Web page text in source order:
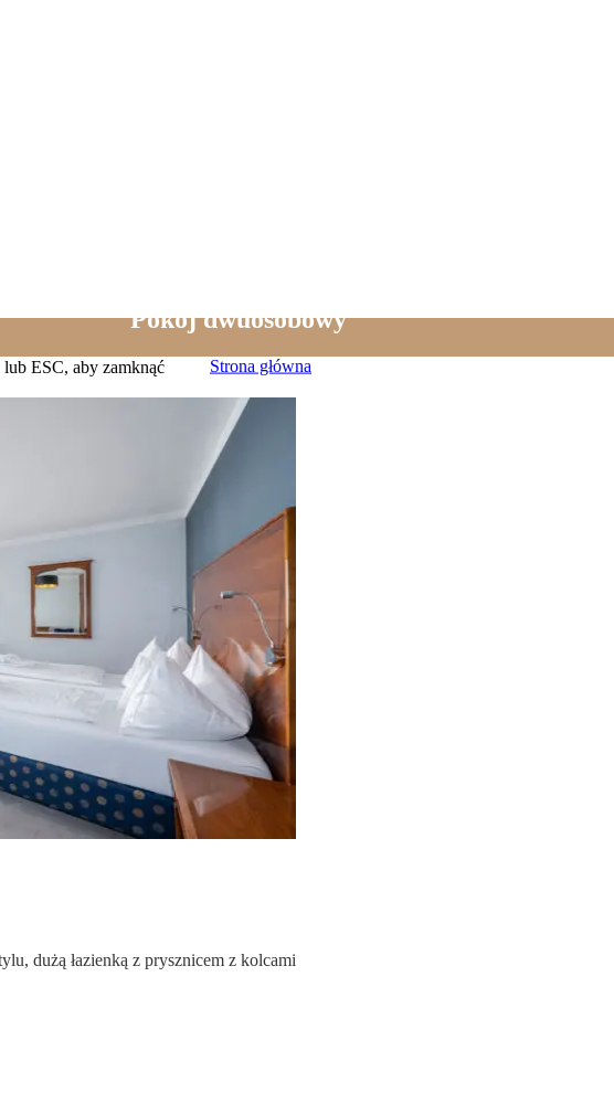
ESC, aby zamknąć
Pokój dwuosobowy
Strona główna
dużą łazienką z prysznicem z kolcami